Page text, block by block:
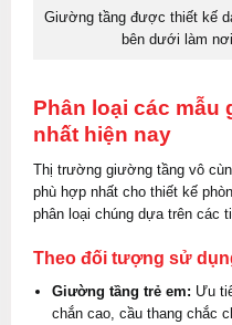
Giường tầng được thiết kế
bên dưới làm
Phân loại các
nhất hiện nay
Thị trường giường tầng vô
phù hợp nhất cho thiết kế
phân loại chúng dựa trên các
Theo đối tượng sử
Giường tầng trẻ em: Ưu
chắn cao, cầu thang chắc